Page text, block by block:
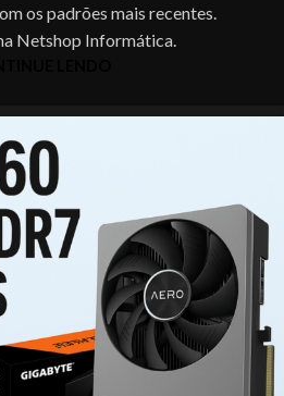
os padrões mais recentes.
Netshop Informática.